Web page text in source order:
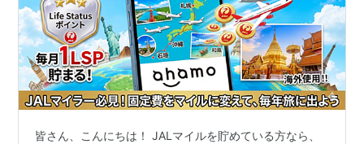
皆さん、こんにちは！ JALマイルを貯めている方なら、